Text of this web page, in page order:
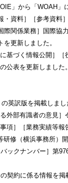
」から「WOAH」
・資料］［参考資
関係業務］国際協
更新しました。
基づく情報公開］
公表を更新しました。
英訳版を掲載しまし
外部有識者の意見
項］［業務実績等
修（横浜事務所）
ックナンバー］第
契約に係る情報を掲